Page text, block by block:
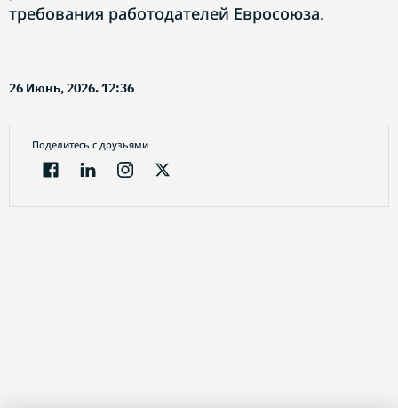
требования работодателей Евросоюза.
26 Июнь, 2026. 12:36
Поделитесь с друзьями